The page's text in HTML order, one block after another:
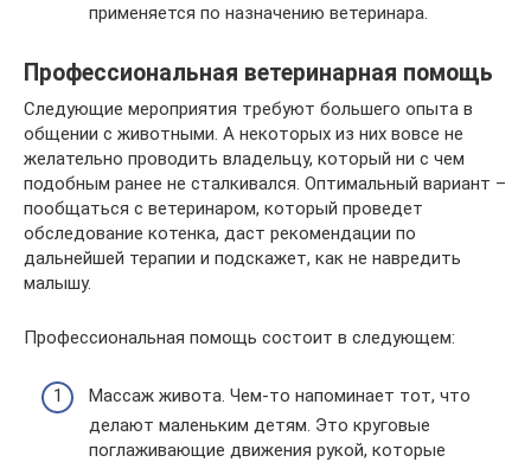
применяется по назначению ветеринара.
Профессиональная ветеринарная помощь
Следующие мероприятия требуют большего опыта в
общении с животными. А некоторых из них вовсе не
желательно проводить владельцу, который ни с чем
подобным ранее не сталкивался. Оптимальный вариант –
пообщаться с ветеринаром, который проведет
обследование котенка, даст рекомендации по
дальнейшей терапии и подскажет, как не навредить
малышу.
Профессиональная помощь состоит в следующем:
Массаж живота. Чем-то напоминает тот, что
делают маленьким детям. Это круговые
поглаживающие движения рукой, которые